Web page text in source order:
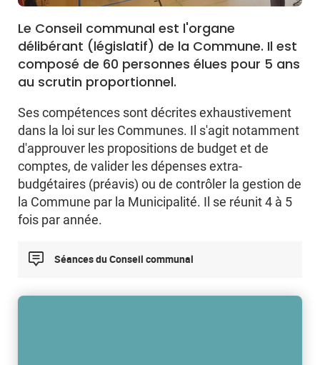
Le Conseil communal est l'organe
délibérant (législatif) de la Commune. Il est
composé de 60 personnes élues pour 5 ans
au scrutin proportionnel.
Ses compétences sont décrites exhaustivement
dans la loi sur les Communes. Il s'agit notamment
d'approuver les propositions de budget et de
comptes, de valider les dépenses extra-
budgétaires (préavis) ou de contrôler la gestion de
la Commune par la Municipalité. Il se réunit 4 à 5
fois par année.
Séances du Conseil communal